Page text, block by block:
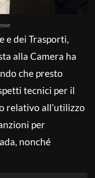
e dei Trasporti,
alla Camera ha
che presto
tecnici per il
relativo all’utilizzo
per
nonché